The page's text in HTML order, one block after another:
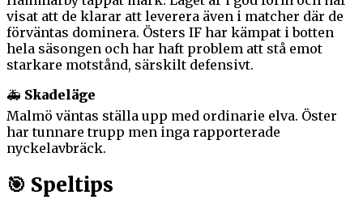
visat att de klarar att leverera även i matcher där de
förväntas dominera. Östers IF har kämpat i botten
hela säsongen och har haft problem att stå emot
starkare motstånd, särskilt defensivt.
🚑 Skadeläge
Malmö väntas ställa upp med ordinarie elva. Öster
har tunnare trupp men inga rapporterade
nyckelavbräck.
🎯 Speltips